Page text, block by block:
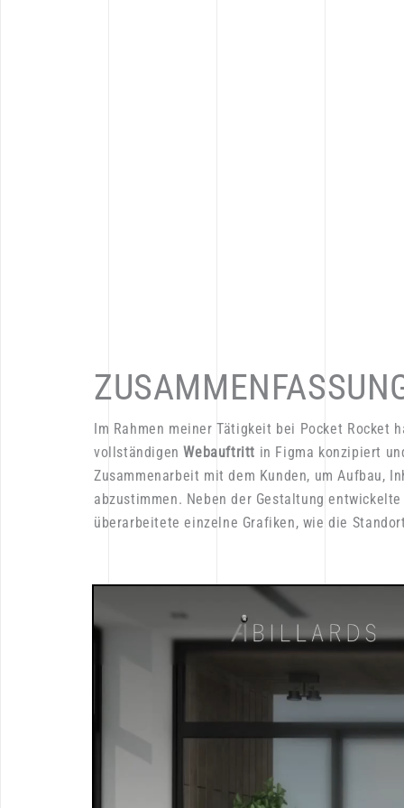
Im Rahmen meiner Tätigkeit bei Pocket Rocket
vollständigen Webauftritt in Figma konzipiert
Zusammenarbeit mit dem Kunden, um Aufbau,
abzustimmen. Neben der Gestaltung entwickelte
überarbeitete einzelne Grafiken, wie die